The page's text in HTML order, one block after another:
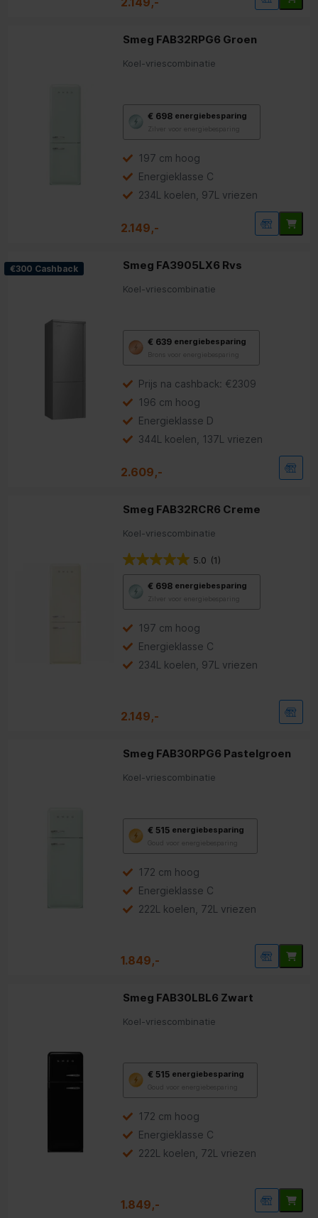
Smeg FAB32RPG6 Groen
Koel-vriescombinatie
€ 698 energiebesparing
Zilver voor energiebesparing
Youreko’s
voor
energiebesparing.
197 cm hoog
Energieklasse C
234L koelen, 97L vriezen
2.149,-
€300 Cashback Smeg FA3905LX6 Rvs
Koel-vriescombinatie
€ 639 energiebesparing
Brons voor energiebesparing
deze
Youreko’s
voor
energiebesparing.
Prijs na cashback: €2309
196 cm hoog
Energieklasse D
344L koelen, 137L vriezen
2.609,-
Smeg FAB32RCR6 Creme
Koel-vriescombinatie
5.0 (1)
€ 698 energiebesparing
Zilver voor energiebesparing
Youreko’s
voor
energiebesparing.
197 cm hoog
Energieklasse C
234L koelen, 97L vriezen
2.149,-
Smeg FAB30RPG6 Pastelgroen
Koel-vriescombinatie
€ 515 energiebesparing
Goud voor energiebesparing
deze
Youreko’s
voor
energiebesparing.
172 cm hoog
Energieklasse C
222L koelen, 72L vriezen
1.849,-
Smeg FAB30LBL6 Zwart
Koel-vriescombinatie
€ 515 energiebesparing
Goud voor energiebesparing
deze
Youreko’s
voor
energiebesparing.
172 cm hoog
Energieklasse C
222L koelen, 72L vriezen
1.849,-